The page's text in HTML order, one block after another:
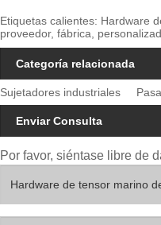
Etiquetas calientes: Hardware
proveedor, fábrica,
Categoría relacionada
Sujetadores industriales
Enviar Consulta
Por favor, siéntase libre de